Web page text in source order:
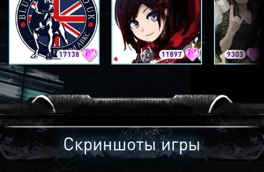
17138 11897 9303
Скриншоты игры